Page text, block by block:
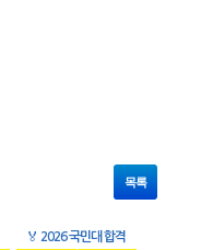
목록
🏅 2026 국민대 합격